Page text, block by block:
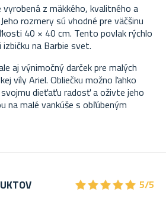
vyrobená z mäkkého, kvalitného a
rozmery sú vhodné pre väčšinu
40 × 40 cm. Tento povlak rýchlo
na Barbie svet.
aj výnimočný darček pre malých
víly Ariel. Obliečku možno ľahko
dieťaťu radosť a oživte jeho
na malé vankúše s obľúbeným
★★★★★
★★★★★ 5/5